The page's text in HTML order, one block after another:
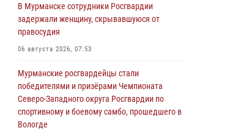
В Мурманске сотрудники Росгвардии
задержали женщину, скрывавшуюся от
правосудия
06 августа 2026, 07:53
Мурманские росгвардейцы стали
победителями и призёрами Чемпионата
Северо-Западного округа Росгвардии по
спортивному и боевому самбо, прошедшего в
Вологде